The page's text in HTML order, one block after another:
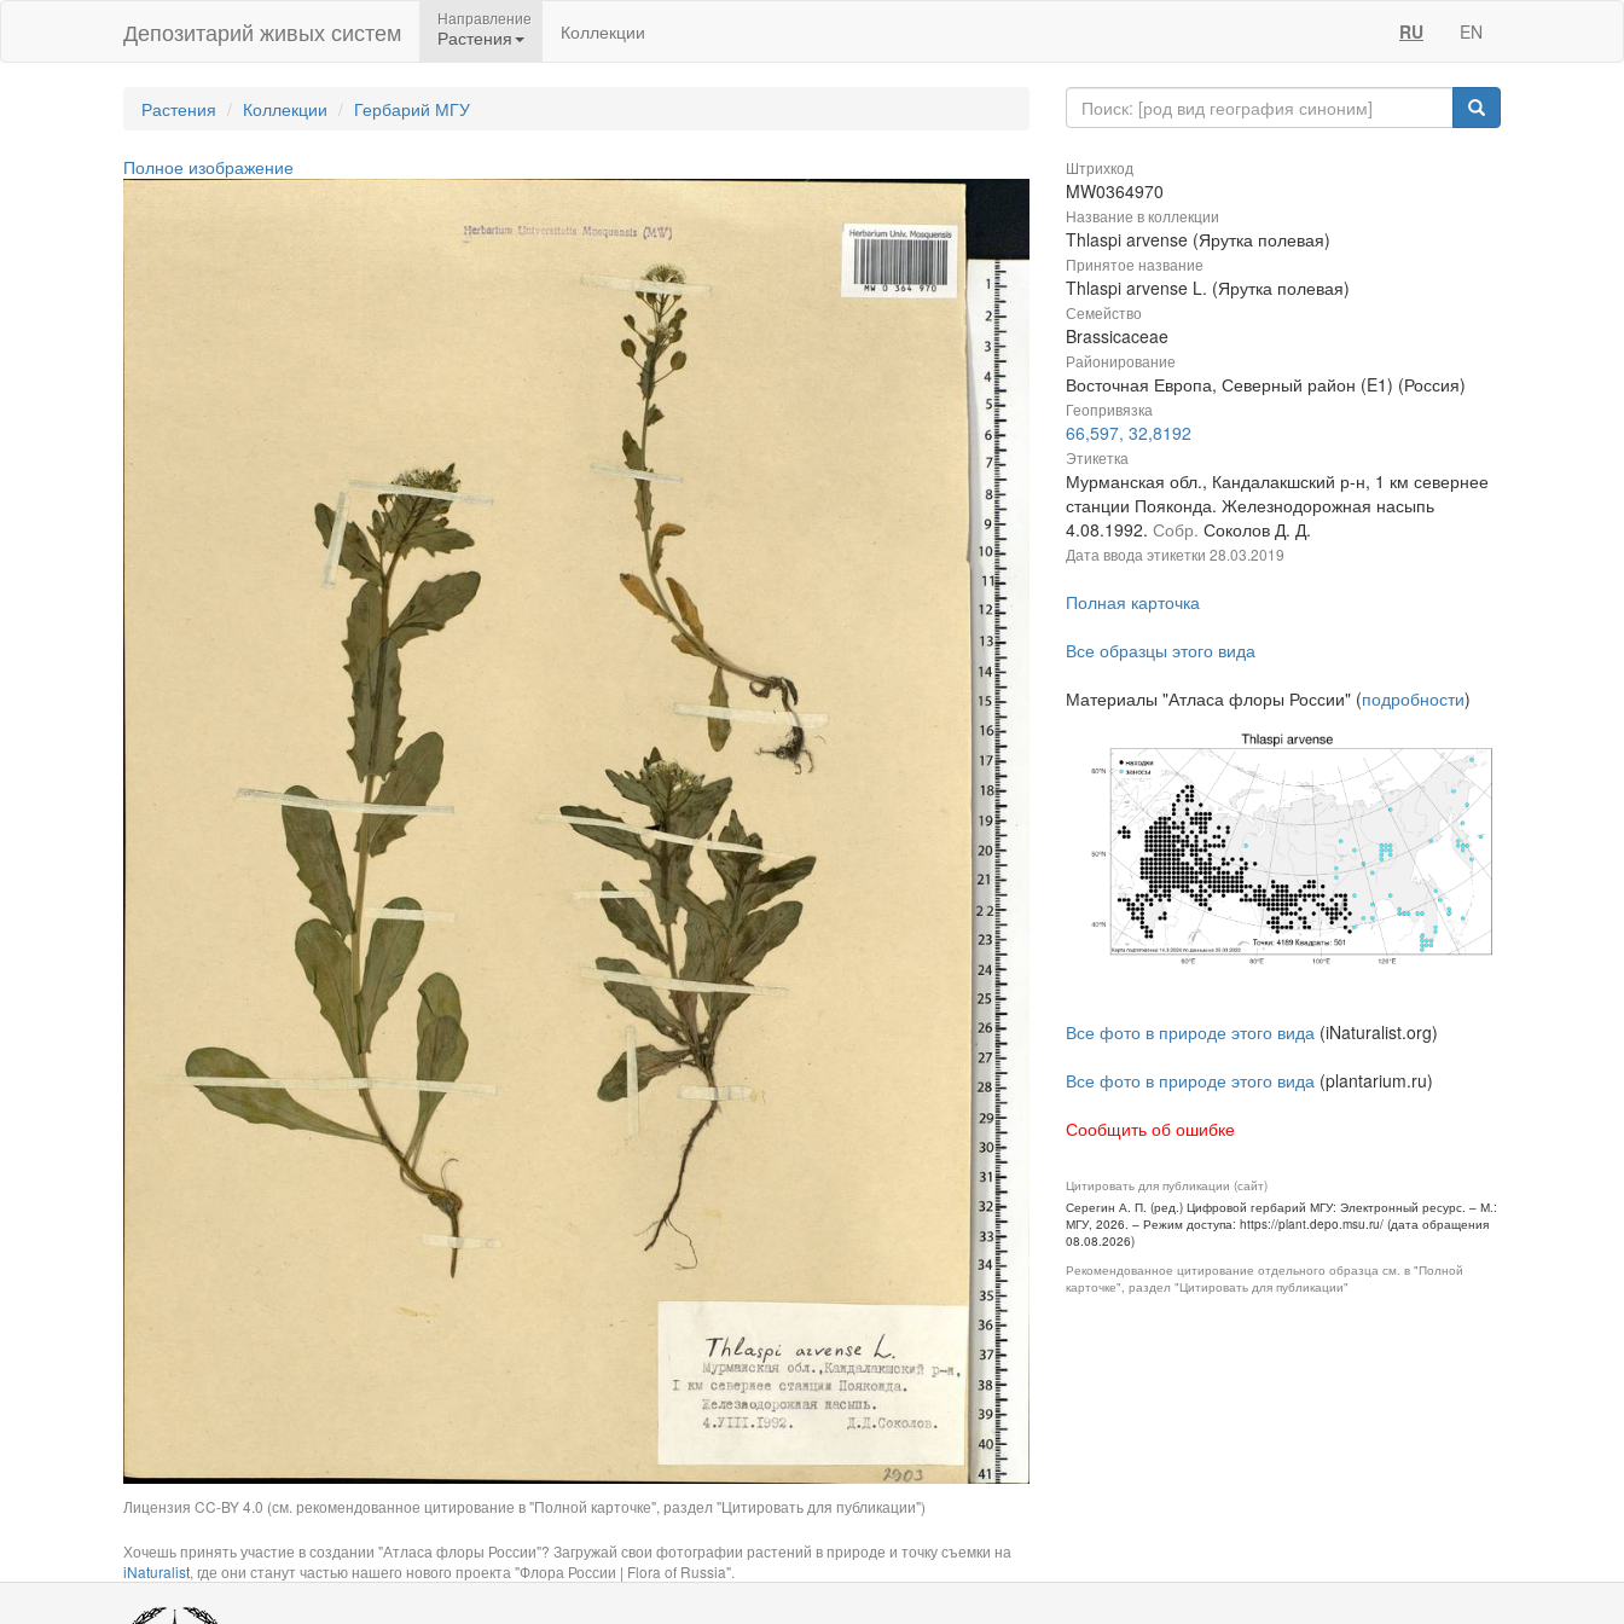
Депозитарий живых систем Направление
Растения Коллекции RU EN
Растения Коллекции Гербарий МГУ
Полное изображение
Лицензия CC-BY 4.0 (см. рекомендованное цитирование в "Полной карточке", раздел "Цитировать для публикации")
Хочешь принять участие в создании "Атласа флоры России"? Загружай свои фотографии растений в природе и точку съемки на
iNaturalist, где они станут частью нашего нового проекта "Флора России | Flora of Russia".
Штрихкод
MW0364970
Название в коллекции
Thlaspi arvense (Ярутка полевая)
Принятое название
Thlaspi arvense L. (Ярутка полевая)
Семейство
Brassicaceae
Районирование
Восточная Европа, Северный район (E1) (Россия)
Геопривязка
66,597, 32,8192
Этикетка
Мурманская обл., Кандалакшский р-н, 1 км севернее
станции Пояконда. Железнодорожная насыпь
4.08.1992. Собр. Соколов Д. Д.
Дата ввода этикетки 28.03.2019
Полная карточка
Все образцы этого вида
Материалы "Атласа флоры России" (подробности)
Все фото в природе этого вида (iNaturalist.org)
Все фото в природе этого вида (plantarium.ru)
Сообщить об ошибке
Цитировать для публикации (сайт)
Серегин А. П. (ред.) Цифровой гербарий МГУ: Электронный ресурс. – М.:
МГУ, 2026. – Режим доступа: https://plant.depo.msu.ru/ (дата обращения
08.08.2026)
Рекомендованное цитирование отдельного образца см. в "Полной
карточке", раздел "Цитировать для публикации"